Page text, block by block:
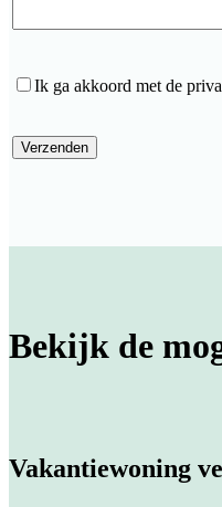
Ik ga akkoord met de
Bekijk de
Vakantiewoning